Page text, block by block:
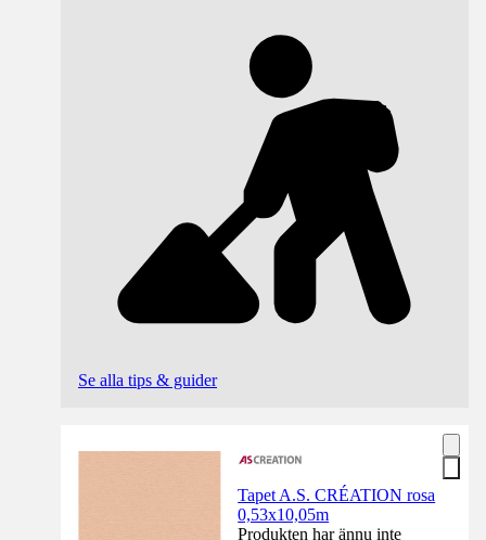
Se alla tips & guider
Tapet A.S. CRÉATION rosa
0,53x10,05m
Produkten har ännu inte